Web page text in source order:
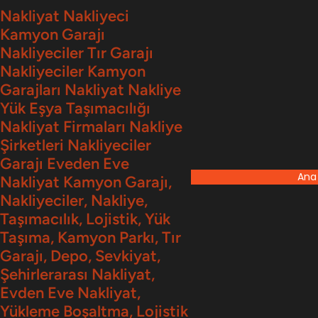
İçeriğe
geç
Nakliyat Nakliyeci
Kamyon Garajı
Nakliyeciler Tır Garajı
Nakliyeciler Kamyon
Garajları Nakliyat Nakliye
Yük Eşya Taşımacılığı
Nakliyat Firmaları Nakliye
Şirketleri Nakliyeciler
Garajı Eveden Eve
Nakliyat Kamyon Garajı,
Nakliyeciler, Nakliye,
Taşımacılık, Lojistik, Yük
Taşıma, Kamyon Parkı, Tır
Garajı, Depo, Sevkiyat,
Şehirlerarası Nakliyat,
Evden Eve Nakliyat,
Yükleme Boşaltma, Lojistik